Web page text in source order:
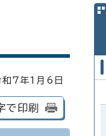
7年1月6日
で印刷